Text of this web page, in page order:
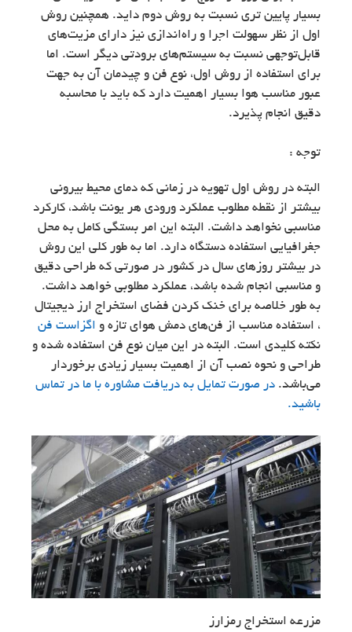
بسیار پایین تری نسبت به روش دوم داید. همچنین روش
اول از نظر سهولت اجرا و راه‌اندازی نیز دارای مزیت‌های
قابل‌توجهی نسبت به سیستم‌های برودتی دیگر است. اما
برای استفاده از روش اول، نوع فن و چیدمان آن به جهت
عبور مناسب هوا بسیار اهمیت دارد که باید با محاسبه
دقیق انجام پذیرد.
توجه :
البته در روش اول تهویه در زمانی که دمای محیط بیرونی
بیشتر از نقطه مطلوب عملکرد ورودی هر یونت باشد، کارکرد
مناسبی نخواهد داشت. البته این امر بستگی کامل به محل
جغرافیایی استفاده دستگاه دارد. اما به طور کلی این روش
در بیشتر روزهای سال در کشور در صورتی که طراحی دقیق
و مناسبی انجام شده باشد، عملکرد مطلوبی خواهد داشت.
به طور خلاصه برای خنک کردن فضای استخراج ارز دیجیتال
، استفاده مناسب از فن‌های دمش هوای تازه و اگزاست فن
نکته کلیدی است. البته در این میان نوع فن استفاده شده و
طراحی و نحوه نصب آن از اهمیت بسیار زیادی برخوردار
می‌باشد. در صورت تمایل به دریافت مشاوره با ما در تماس
باشید.
مزرعه استخراج رمزارز